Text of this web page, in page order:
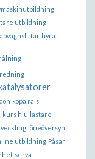
utbildning
hyra
köpa räls
kurs hjullastare
löneöversyn
utbildning Påsar
serva